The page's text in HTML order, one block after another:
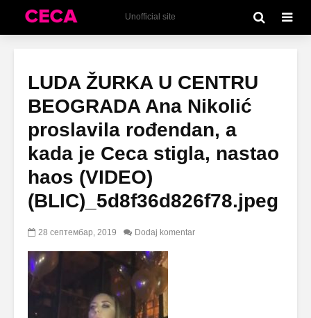
Unofficial site
LUDA ŽURKA U CENTRU
BEOGRADA Ana Nikolić
proslavila rođendan, a
kada je Ceca stigla, nastao
haos (VIDEO)
(BLIC)_5d8f36d826f78.jpeg
28 септембар, 2019 Dodaj komentar